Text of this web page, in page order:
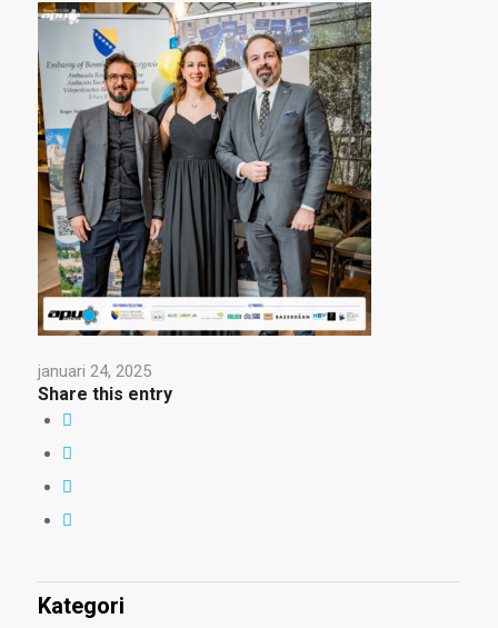
januari 24, 2025
Share this entry
Kategori